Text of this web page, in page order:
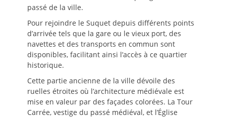
passé de la ville.
Pour rejoindre le Suquet depuis différents points
d’arrivée tels que la gare ou le vieux port, des
navettes et des transports en commun sont
disponibles, facilitant ainsi l’accès à ce quartier
historique.
Cette partie ancienne de la ville dévoile des
ruelles étroites où l’architecture médiévale est
mise en valeur par des façades colorées. La Tour
Carrée, vestige du passé médiéval, et l’Église